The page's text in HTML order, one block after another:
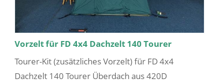
Vorzelt für FD 4x4 Dachzelt 140 Tourer
Tourer-Kit (zusätzliches Vorzelt) für FD 4x4
Dachzelt 140 Tourer Überdach aus 420D